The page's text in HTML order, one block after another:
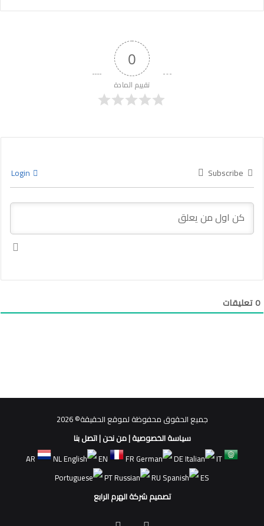
0
تقييم المادة
Subscribe
0تعليقات
جميع الحقوق محفوظة لموقع الحقيقة© 2026
سياسة الخصوصية|من نحن|اتصل بنا
AR
NL EN FR DE
IT
PT
RU
ES
تصميم شركة الهرم الرابع